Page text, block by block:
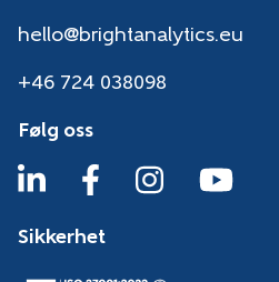
hello@brightanalytics.eu
+46 724 038098
Følg oss
Sikkerhet